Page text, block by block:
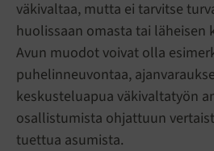
väkivaltaa, mutta ei tarvitse
huolissaan omasta tai läheisen
Avun muodot voivat olla
puhelinneuvontaa,
keskusteluapua väkivaltatyön
osallistumista ohjattuun
tuettua asumista.